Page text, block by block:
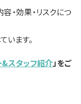
・効果・リスクにつ
います。
&スタッフ紹介」をご